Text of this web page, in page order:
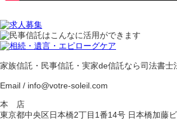
家族信託・民事信託・実家de信託なら司法書士
Email / info@votre-soleil.com
本 店
東京都中央区日本橋2丁目1番14号 日本橋加藤